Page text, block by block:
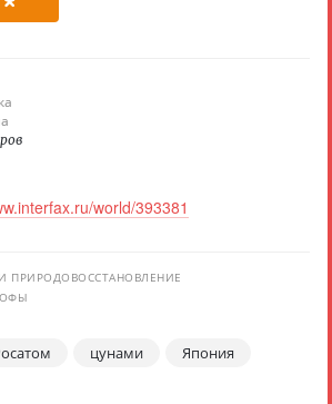
world/393381
ПРИРОДОВОССТАНОВЛЕНИЕ
цунами Япония